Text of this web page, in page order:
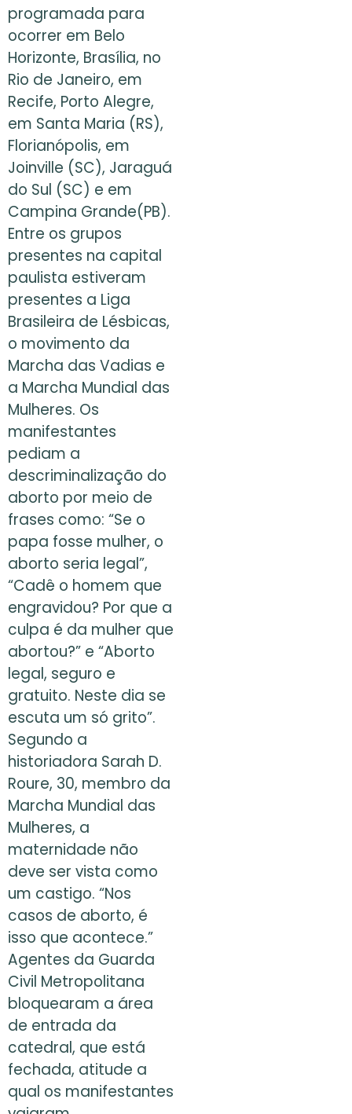
programada para
ocorrer em Belo
Horizonte, Brasília, no
Rio de Janeiro, em
Recife, Porto Alegre,
em Santa Maria (RS),
Florianópolis, em
Joinville (SC), Jaraguá
do Sul (SC) e em
Campina Grande(PB).
Entre os grupos
presentes na capital
paulista estiveram
presentes a Liga
Brasileira de Lésbicas,
o movimento da
Marcha das Vadias e
a Marcha Mundial das
Mulheres. Os
manifestantes
pediam a
descriminalização do
aborto por meio de
frases como: “Se o
papa fosse mulher, o
aborto seria legal”,
“Cadê o homem que
engravidou? Por que a
culpa é da mulher que
abortou?” e “Aborto
legal, seguro e
gratuito. Neste dia se
escuta um só grito”.
Segundo a
historiadora Sarah D.
Roure, 30, membro da
Marcha Mundial das
Mulheres, a
maternidade não
deve ser vista como
um castigo. “Nos
casos de aborto, é
isso que acontece.”
Agentes da Guarda
Civil Metropolitana
bloquearam a área
de entrada da
catedral, que está
fechada, atitude a
qual os manifestantes